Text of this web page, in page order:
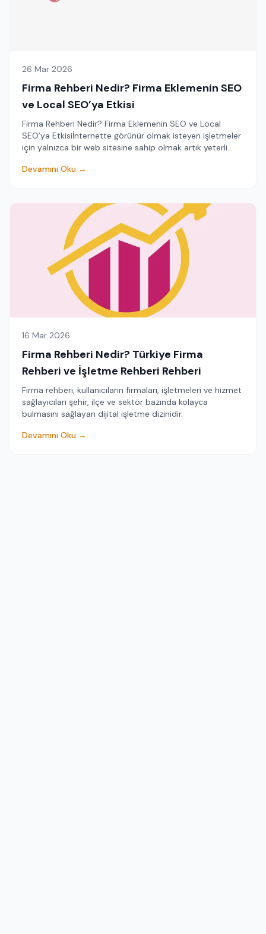
26 Mar 2026
Firma Rehberi Nedir? Firma Eklemenin SEO
ve Local SEO’ya Etkisi
Firma Rehberi Nedir? Firma Eklemenin SEO ve Local
SEO’ya Etkisiİnternette görünür olmak isteyen işletmeler
için yalnızca bir web sitesine sahip olmak artık yeterli
Devamını Oku →
16 Mar 2026
Firma Rehberi Nedir? Türkiye Firma
Rehberi ve İşletme Rehberi Rehberi
Firma rehberi, kullanıcıların firmaları, işletmeleri ve hizmet
sağlayıcıları şehir, ilçe ve sektör bazında kolayca
bulmasını sağlayan dijital işletme dizinidir.
Devamını Oku →